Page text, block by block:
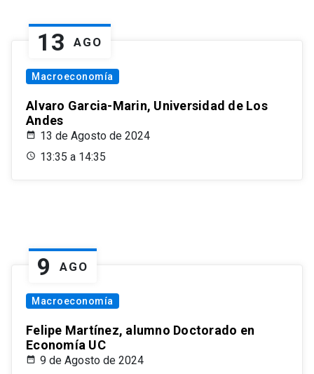
13 AGO
Macroeconomía
Alvaro Garcia-Marin, Universidad de Los
Andes
13 de Agosto de 2024
13:35 a 14:35
9 AGO
Macroeconomía
Felipe Martínez, alumno Doctorado en
Economía UC
9 de Agosto de 2024